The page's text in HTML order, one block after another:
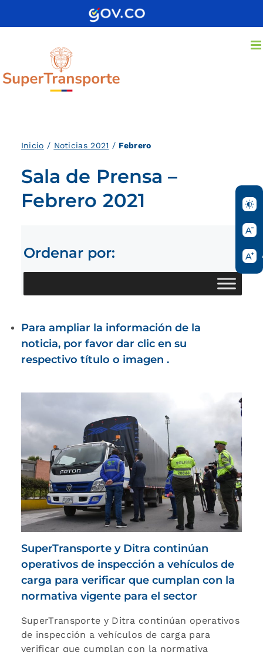
Inicio / Noticias 2021 / Febrero
Sala de Prensa –
Febrero 2021
Ordenar por:
Para ampliar la información de la
noticia, por favor dar clic en su
respectivo título o imagen .
SuperTransporte y Ditra continúan
operativos de inspección a vehículos de
carga para verificar que cumplan con la
normativa vigente para el sector
SuperTransporte y Ditra continúan operativos
de inspección a vehículos de carga para
verificar que cumplan con la normativa